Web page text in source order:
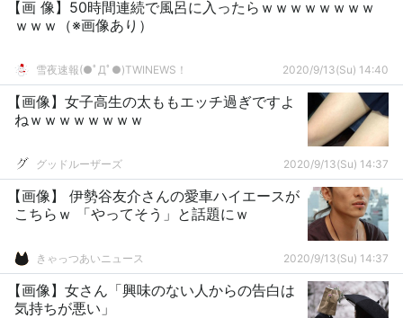
【画 像】50時間連続で風呂に入ったらｗｗｗｗｗｗｗｗ
ｗｗｗ（※画像あり）
雪夜速報(●ﾟДﾟ●)TWINEWS！ 2020/9/13(Su) 14:40
【画像】女子高生の太ももエッチ過ぎですよ
ねｗｗｗｗｗｗｗｗ
グッドルーザーズ 2020/9/13(Su) 14:37
【画像】 伊勢谷友介さんの愛車ハイエースが
こちらｗ 「やってそう」と話題にｗ
きゃっつあいニュース 2020/9/13(Su) 14:37
【画像】女さん「興味のない人からの告白は
気持ちが悪い」